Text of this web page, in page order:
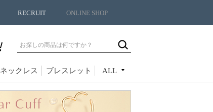
RECRUIT ONLINE SHOP
ネックレス ブレスレット ALL